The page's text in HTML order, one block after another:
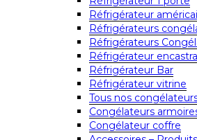
Réfrigérateur
Réfrigérateurs
Réfrigérateurs
Réfrigérateur
Réfrigérateur Bar
Réfrigérateur vitrine
Tous nos
Congélateurs
Congélateur coffre